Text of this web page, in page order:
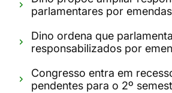
parlamentares por emendas
Dino ordena que
responsabilizados por
Congresso entra em
pendentes para o 2º